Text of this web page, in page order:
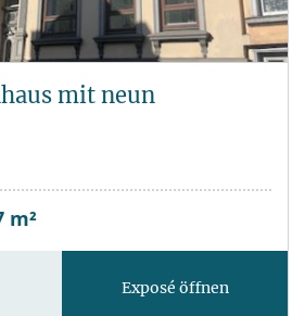
mit neun
m²
Exposé öffnen